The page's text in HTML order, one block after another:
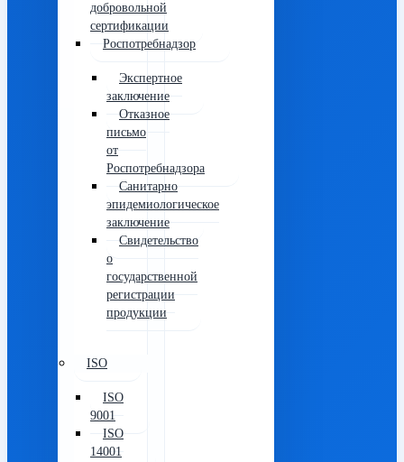
добровольной
сертификации
Роспотребнадзор
Экспертное
заключение
Отказное
письмо
от
Роспотребнадзора
Санитарно
эпидемиологическое
заключение
Свидетельство
о
государственной
регистрации
продукции
ISO
ISO
9001
ISO
14001